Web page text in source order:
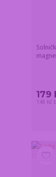
179
148 Kč